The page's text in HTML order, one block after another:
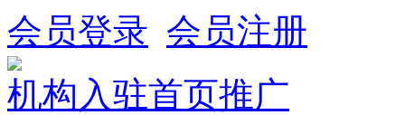
会员登录 会员注册
机构入驻首页推广